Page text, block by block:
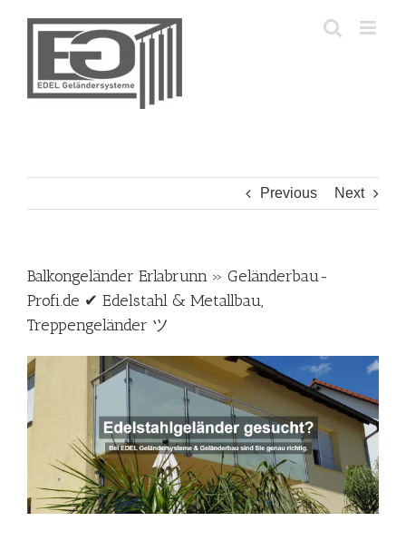
Previous Next
Balkongeländer Erlabrunn » Geländerbau-
Profi.de ✔ Edelstahl & Metallbau,
Treppengeländer ツ